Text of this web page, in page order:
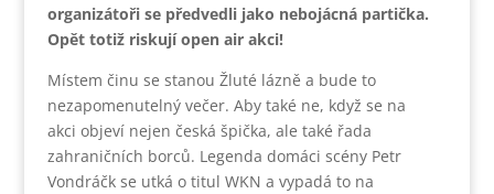
organizátoři se předvedli jako nebojácná partička.
Opět totiž riskují open air akci!
Místem činu se stanou Žluté lázně a bude to
nezapomenutelný večer. Aby také ne, když se na
akci objeví nejen česká špička, ale také řada
zahraničních borců. Legenda domáci scény Petr
Vondráčk se utká o titul WKN a vypadá to na